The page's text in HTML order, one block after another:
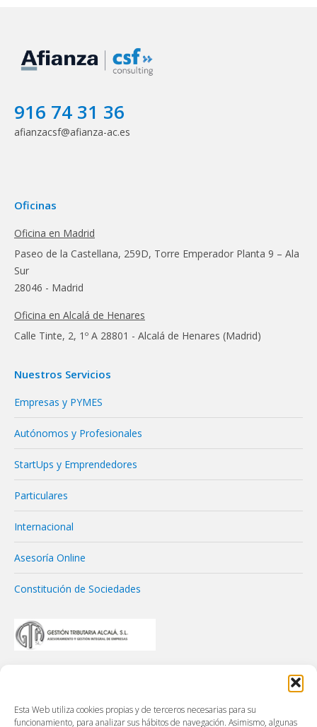
Esta Web utiliza cookies propias y de terceros necesarias para su
funcionamiento, para analizar sus hábitos de navegación. Asimismo, algunas
916 74 31 36
afianzacsf@afianza-ac.es
Oficinas
Oficina en Madrid
Paseo de la Castellana, 259D, Torre Emperador Planta 9 – Ala
Sur
28046 - Madrid
Oficina en Alcalá de Henares
Calle Tinte, 2, 1º A 28801 - Alcalá de Henares (Madrid)
Nuestros Servicios
Empresas y PYMES
Autónomos y Profesionales
StartUps y Emprendedores
Particulares
Internacional
Asesoría Online
Constitución de Sociedades